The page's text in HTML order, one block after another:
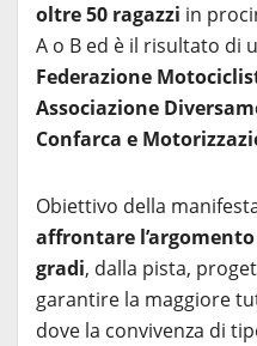
oltre 50 ragazzi in
A o B ed è il risultato di
Federazione
Associazione
Confarca e
Obiettivo della
affrontare
gradi, dalla pista,
garantire la maggiore
dove la convivenza di